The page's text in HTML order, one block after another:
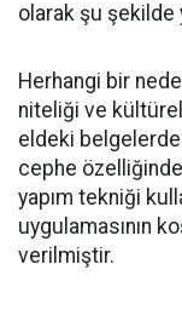
olarak şu şekilde
Herhangi bir
niteliği ve
eldeki
cephe
yapım tekniği
uygulamasının
verilmiştir.